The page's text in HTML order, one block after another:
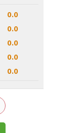
0.0
0.0
0.0
0.0
0.0